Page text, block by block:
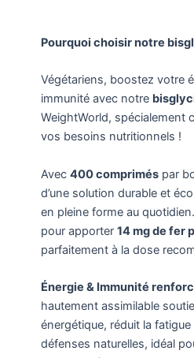
Pourquoi choisir notre
Végétariens, boostez votre
immunité avec notre
WeightWorld, spécialement
vos besoins nutritionnels !
Avec 400 compriméspar
d’une solution durable et
en pleine forme au
pour apporter 14 mg de fer
parfaitement à la dose
Énergie & Immunité
hautement assimilable
énergétique, réduit la
défenses naturelles, idéal